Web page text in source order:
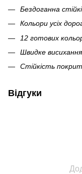
Бездоганна
Кольори усіх
12 готових
Швидке
Стійкість
Відгуки